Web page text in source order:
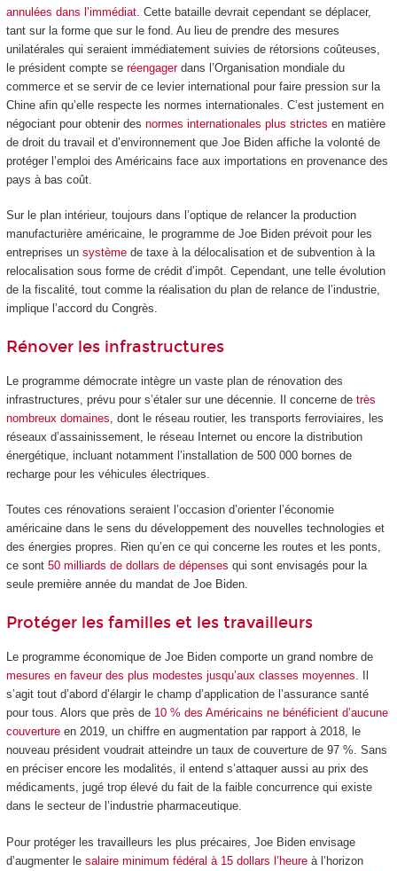
annulées dans l’immédiat. Cette bataille devrait cependant se déplacer,
tant sur la forme que sur le fond. Au lieu de prendre des mesures
unilatérales qui seraient immédiatement suivies de rétorsions coûteuses,
le président compte se réengagerdans l’Organisation mondiale du
commerce et se servir de ce levier international pour faire pression sur la
Chine afin qu’elle respecte les normes internationales. C’est justement en
négociant pour obtenir des normes internationales plus strictes en matière
de droit du travail et d’environnement que Joe Biden affiche la volonté de
protéger l’emploi des Américains face aux importations en provenance des
pays à bas coût.
Sur le plan intérieur, toujours dans l’optique de relancer la production
manufacturière américaine, le programme de Joe Biden prévoit pour les
entreprises un systèmede taxe à la délocalisation et de subvention à la
relocalisation sous forme de crédit d’impôt. Cependant, une telle évolution
de la fiscalité, tout comme la réalisation du plan de relance de l’industrie,
implique l’accord du Congrès.
Rénover les infrastructures
Le programme démocrate intègre un vaste plan de rénovation des
infrastructures, prévu pour s’étaler sur une décennie. Il concerne de très
nombreux domaines , dont le réseau routier, les transports ferroviaires, les
réseaux d’assainissement, le réseau Internet ou encore la distribution
énergétique, incluant notamment l’installation de 500 000 bornes de
recharge pour les véhicules électriques.
Toutes ces rénovations seraient l’occasion d’orienter l’économie
américaine dans le sens du développement des nouvelles technologies et
des énergies propres. Rien qu’en ce qui concerne les routes et les ponts,
ce sont 50 milliards de dollars de dépenses qui sont envisagés pour la
seule première année du mandat de Joe Biden.
Protéger les familles et les travailleurs
Le programme économique de Joe Biden comporte un grand nombre de
mesures en faveur des plus modestes jusqu’aux classes moyennes. Il
s’agit tout d’abord d’élargir le champ d’application de l’assurance santé
pour tous. Alors que près de 10 % des Américains ne bénéficient d’aucune
couvertureen 2019, un chiffre en augmentation par rapport à 2018, le
nouveau président voudrait atteindre un taux de couverture de 97 %. Sans
en préciser encore les modalités, il entend s’attaquer aussi au prix des
médicaments, jugé trop élevé du fait de la faible concurrence qui existe
dans le secteur de l’industrie pharmaceutique.
Pour protéger les travailleurs les plus précaires, Joe Biden envisage
d’augmenter le salaire minimum fédéral à 15 dollars l’heureà l’horizon